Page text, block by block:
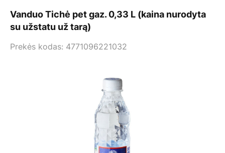
Vanduo Tichė pet gaz. 0,33 L (kaina nurodyta
su užstatu už tarą)
Prekės kodas: 4771096221032